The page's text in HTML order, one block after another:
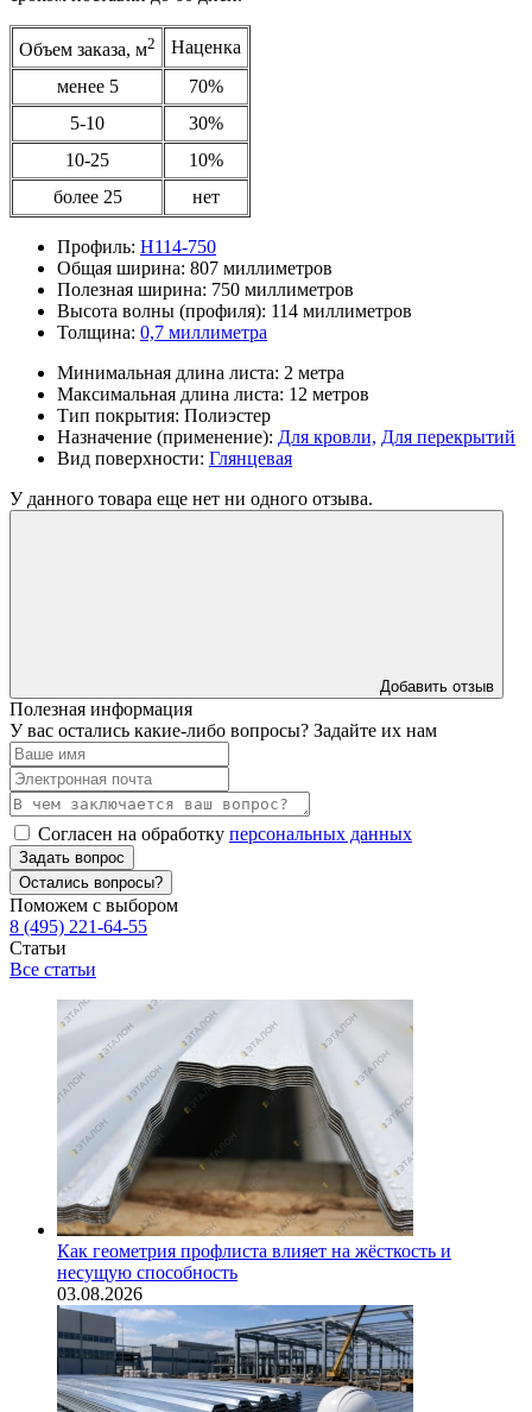
Объем заказа, м2
Наценка
менее 5
70%
5-10
30%
10-25
10%
более 25
нет
Профиль: Н114-750
Общая ширина: 807 миллиметров
Полезная ширина: 750 миллиметров
Высота волны (профиля): 114 миллиметров
Толщина: 0,7 миллиметра
Минимальная длина листа: 2 метра
Максимальная длина листа: 12 метров
Тип покрытия: Полиэстер
Назначение (применение): Для кровли, Для перекрытий
Вид поверхности: Глянцевая
У данного товара еще нет ни одного отзыва.
Добавить отзыв
Полезная информация
У вас остались какие-либо вопросы? Задайте их нам
Согласен на обработку персональных данных
Задать вопрос
Остались вопросы?
Поможем с выбором
8 (495) 221-64-55
Статьи
Все статьи
Как геометрия профлиста влияет на жёсткость и
несущую способность
03.08.2026